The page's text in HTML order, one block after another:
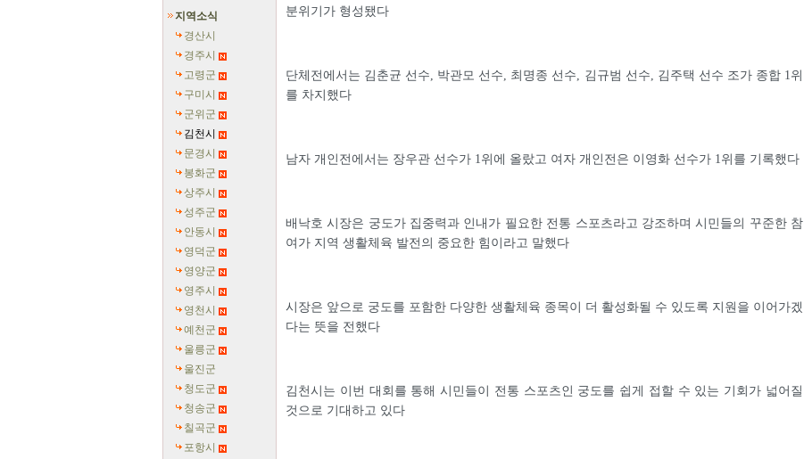
지역소식
경산시
경주시
고령군
구미시
군위군
김천시
문경시
봉화군
상주시
성주군
안동시
영덕군
영양군
영주시
영천시
예천군
울릉군
울진군
청도군
청송군
칠곡군
포항시
분위기가 형성됐다
단체전에서는 김춘균 선수, 박관모 선수, 최명종 선수, 김규범 선수, 김주택 선수 조가 종합 1위
를 차지했다
남자 개인전에서는 장우관 선수가 1위에 올랐고 여자 개인전은 이영화 선수가 1위를 기록했다
배낙호 시장은 궁도가 집중력과 인내가 필요한 전통 스포츠라고 강조하며 시민들의 꾸준한 참
여가 지역 생활체육 발전의 중요한 힘이라고 말했다
시장은 앞으로 궁도를 포함한 다양한 생활체육 종목이 더 활성화될 수 있도록 지원을 이어가겠
다는 뜻을 전했다
김천시는 이번 대회를 통해 시민들이 전통 스포츠인 궁도를 쉽게 접할 수 있는 기회가 넓어질
것으로 기대하고 있다